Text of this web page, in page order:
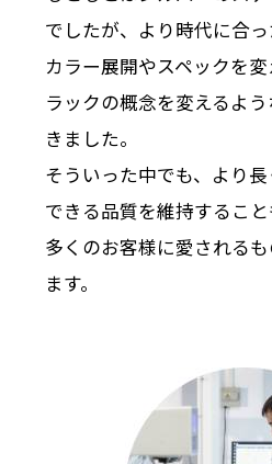
でしたが、より時代に合
カラー展開やスペックを
ラックの概念を変えるよ
きました。
そういった中でも、より
できる品質を維持するこ
多くのお客様に愛される
ます。